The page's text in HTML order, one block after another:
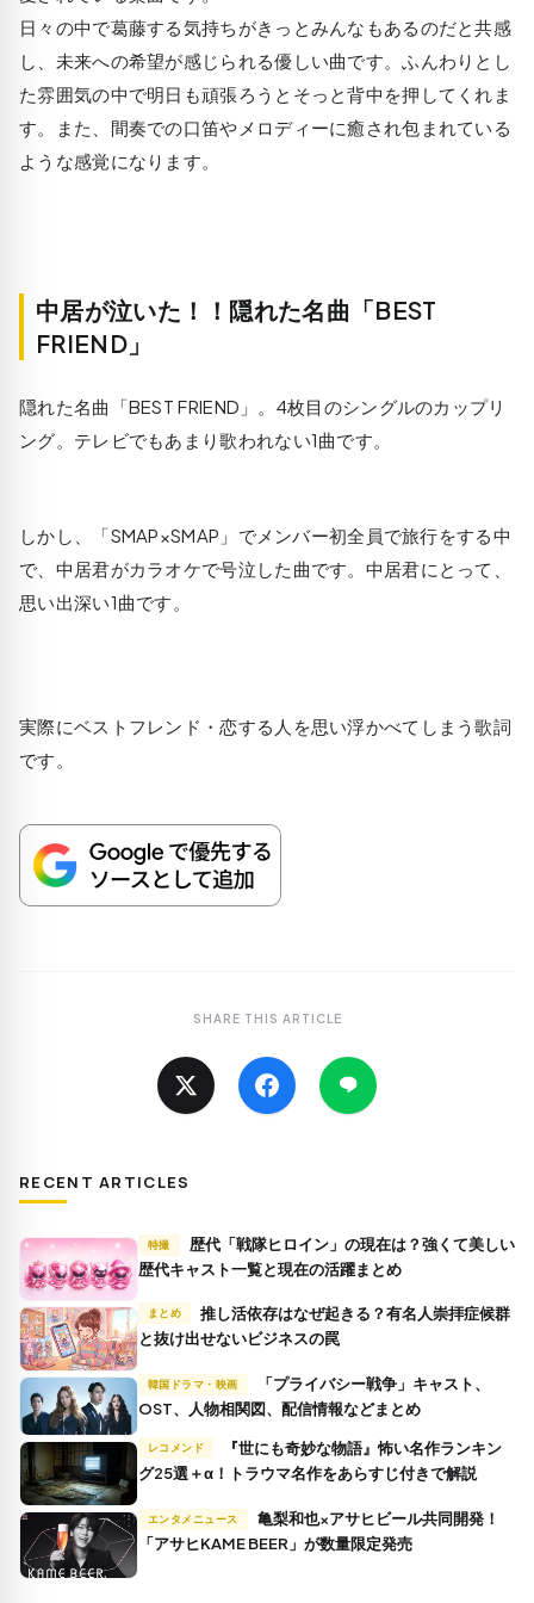
日々の中で葛藤する気持ちがきっとみんなもあるのだと共感
し、未来への希望が感じられる優しい曲です。ふんわりとし
た雰囲気の中で明日も頑張ろうとそっと背中を押してくれま
す。また、間奏での口笛やメロディーに癒され包まれている
ような感覚になります。
中居が泣いた！！隠れた名曲「BEST
FRIEND」
隠れた名曲「BEST FRIEND」。4枚目のシングルのカップリ
ング。テレビでもあまり歌われない1曲です。
しかし、「SMAP×SMAP」でメンバー初全員で旅行をする中
で、中居君がカラオケで号泣した曲です。中居君にとって、
思い出深い1曲です。
実際にベストフレンド・恋する人を思い浮かべてしまう歌詞
です。
SHARE THIS ARTICLE
RECENT ARTICLES
特撮
歴代キャスト一覧と現在の活躍まとめ
まとめ
推し活依存はなぜ起きる？有名人崇拝症候群
と抜け出せないビジネスの罠
韓国ドラマ・映画
OST、人物相関図、配信情報などまとめ
レコメンド
グ25選＋α！トラウマ名作をあらすじ付きで解説
エンタメニュース
「アサヒKAME BEER」が数量限定発売